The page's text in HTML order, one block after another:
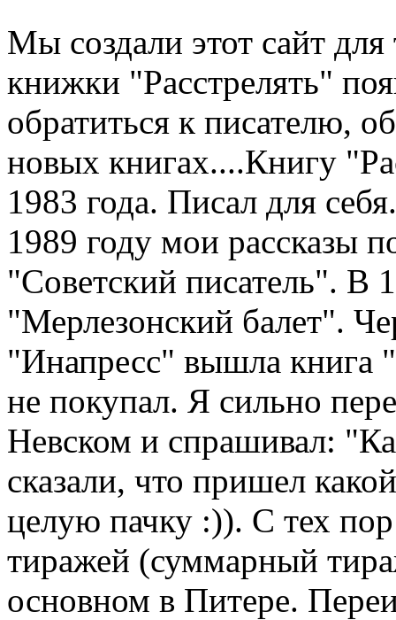
Мы создали этот сайт
книжки "Расстрелять"
обратиться к писателю,
новых книгах....Книгу
1983 года. Писал для
1989 году мои рассказы
"Советский писатель". В
"Мерлезонский балет".
"Инапресс" вышла книга
не покупал. Я сильно
Невском и спрашивал:
сказали, что пришел
целую пачку :)). С тех
тиражей (суммарный
основном в Питере.